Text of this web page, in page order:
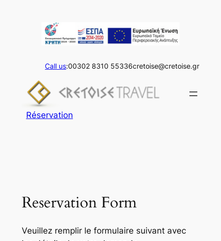
Call us:00302 8310 55336cretoise@cretoise.gr
Réservation
Reservation Form
Veuillez remplir le formulaire suivant avec